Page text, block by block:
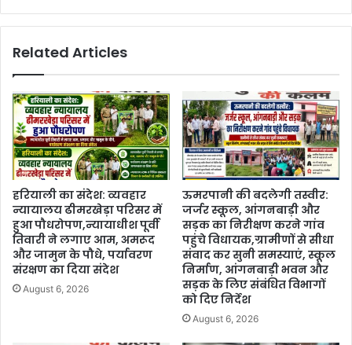
Related Articles
हरियाली का संदेश: व्यवहार
न्यायालय ढीमरखेड़ा परिसर में
हुआ पौधरोपण,न्यायाधीश पूर्वी
तिवारी ने लगाए आम, अमरूद
और जामुन के पौधे, पर्यावरण
संरक्षण का दिया संदेश
August 6, 2026
ऊमरपानी की बदलेगी तस्वीर:
जर्जर स्कूल, आंगनबाड़ी और
सड़क का निरीक्षण करने गांव
पहुंचे विधायक,ग्रामीणों से सीधा
संवाद कर सुनी समस्याएं, स्कूल
निर्माण, आंगनबाड़ी भवन और
सड़क के लिए संबंधित विभागों
को दिए निर्देश
August 6, 2026